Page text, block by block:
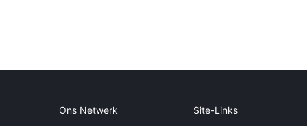
Ons Netwerk Site-Links